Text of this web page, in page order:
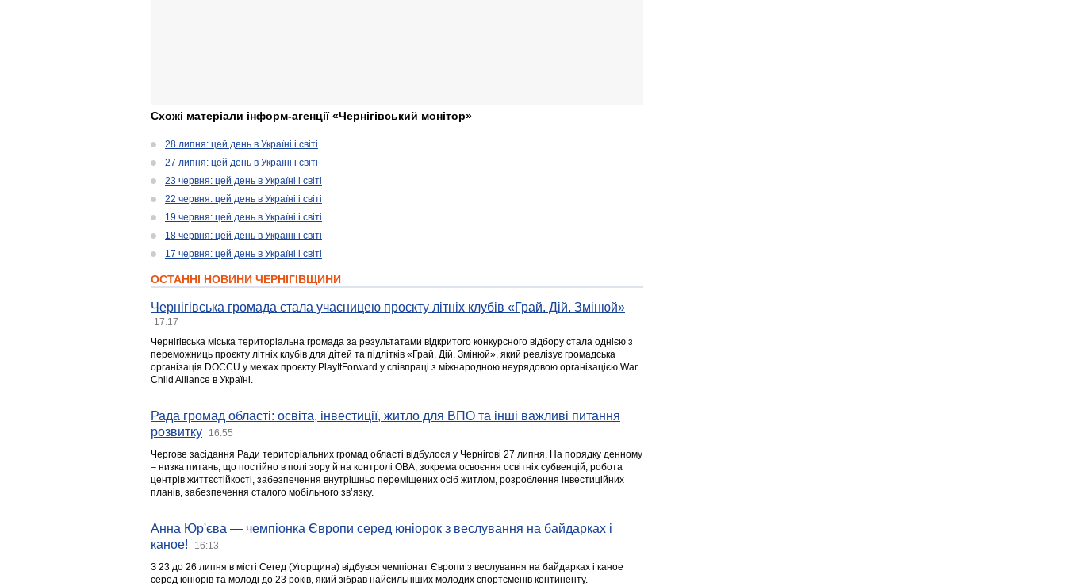
Схожі матеріали інформ-агенції «Чернігівський монітор»
28 липня: цей день в Україні і світі
27 липня: цей день в Україні і світі
23 червня: цей день в Україні і світі
22 червня: цей день в Україні і світі
19 червня: цей день в Україні і світі
18 червня: цей день в Україні і світі
17 червня: цей день в Україні і світі
ОСТАННІ НОВИНИ ЧЕРНІГІВЩИНИ
Чернігівська громада стала учасницею проєкту літніх клубів «Грай. Дій. Змінюй»
17:17
Чернігівська міська територіальна громада за результатами відкритого конкурсного відбору стала однією з
переможниць проєкту літніх клубів для дітей та підлітків «Грай. Дій. Змінюй», який реалізує громадська
організація DOCCU у межах проєкту PlayItForward у співпраці з міжнародною неурядовою організацією War
Child Alliance в Україні.
Рада громад області: освіта, інвестиції, житло для ВПО та інші важливі питання
розвитку
16:55
Чергове засідання Ради територіальних громад області відбулося у Чернігові 27 липня. На порядку денному
– низка питань, що постійно в полі зору й на контролі ОВА, зокрема освоєння освітніх субвенцій, робота
центрів життєстійкості, забезпечення внутрішньо переміщених осіб житлом, розроблення інвестиційних
планів, забезпечення сталого мобільного зв’язку.
Анна Юр'єва — чемпіонка Європи серед юніорок з веслування на байдарках і
каное!
16:13
З 23 до 26 липня в місті Сегед (Угорщина) відбувся чемпіонат Європи з веслування на байдарках і каное
серед юніорів та молоді до 23 років, який зібрав найсильніших молодих спортсменів континенту.